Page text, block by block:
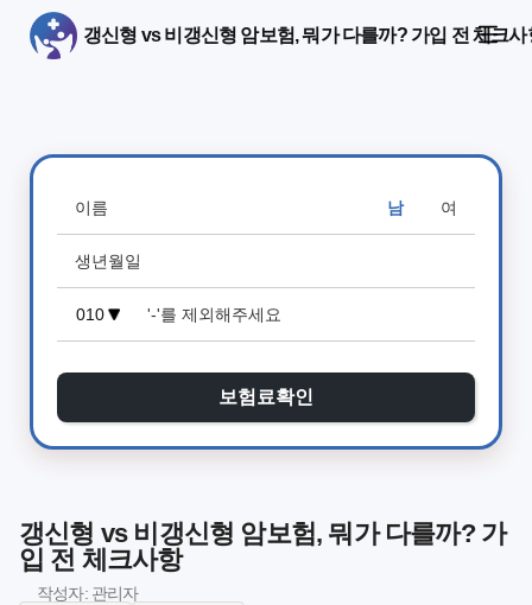
갱신형 vs 비갱신형 암보험, 뭐가 다를까? 가입 전 체크사
남 여
보험료확인
갱신형 vs 비갱신형 암보험, 뭐가 다를까? 가
입 전 체크사항
작성자: 관리자